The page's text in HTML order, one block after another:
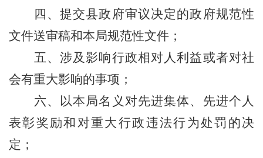
四、 提交县政府审议决定的政府规范性
文件送审稿和本局规范性文件 ；
五、 涉及影响行政相对人利益或者对社
会有重大影响的事项；
六、
以本局名 义 对先进集体、先进个人
表彰奖励和对重大行政违法行为处罚的决
定；